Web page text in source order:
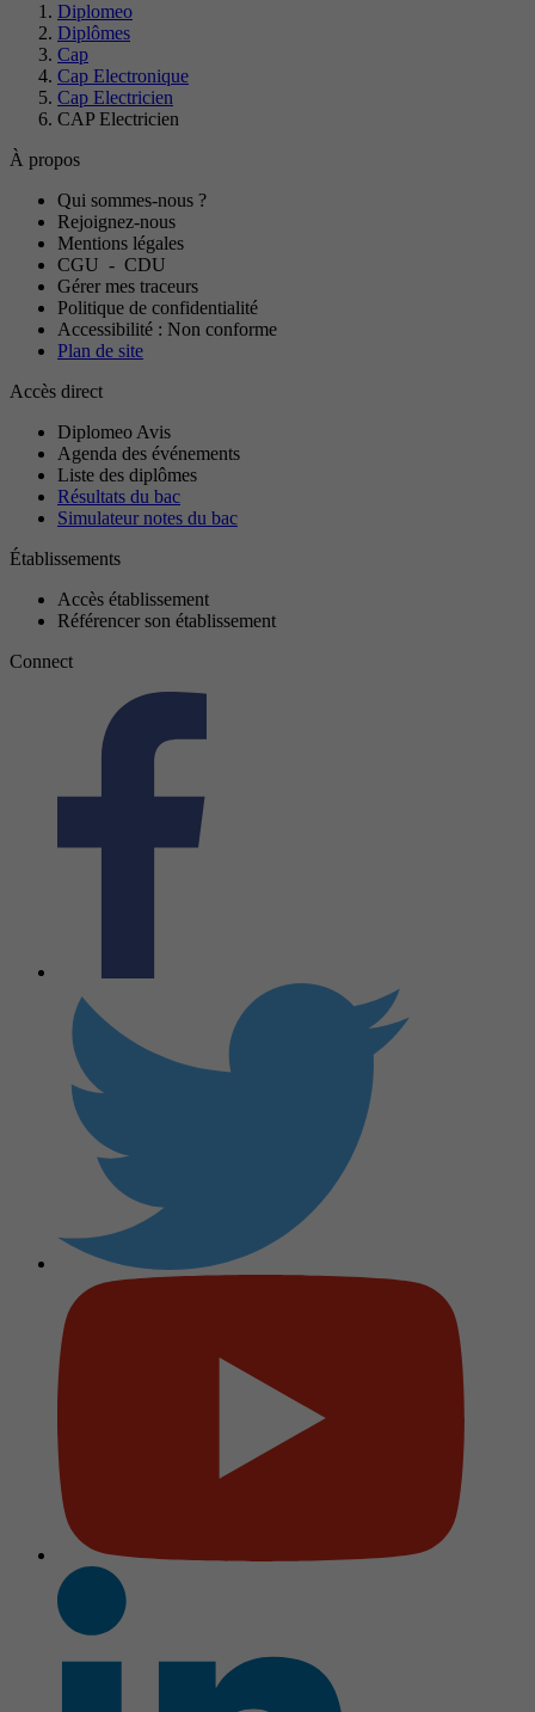
Diplomeo
Diplômes
Cap
Cap Electronique
Cap Electricien
CAP Electricien
À propos
Qui sommes-nous ?
Rejoignez-nous
Mentions légales
CGU - CDU
Gérer mes traceurs
Politique de confidentialité
Accessibilité : Non conforme
Plan de site
Accès direct
Diplomeo Avis
Agenda des événements
Liste des diplômes
Résultats du bac
Simulateur notes du bac
Établissements
Accès établissement
Référencer son établissement
Connect